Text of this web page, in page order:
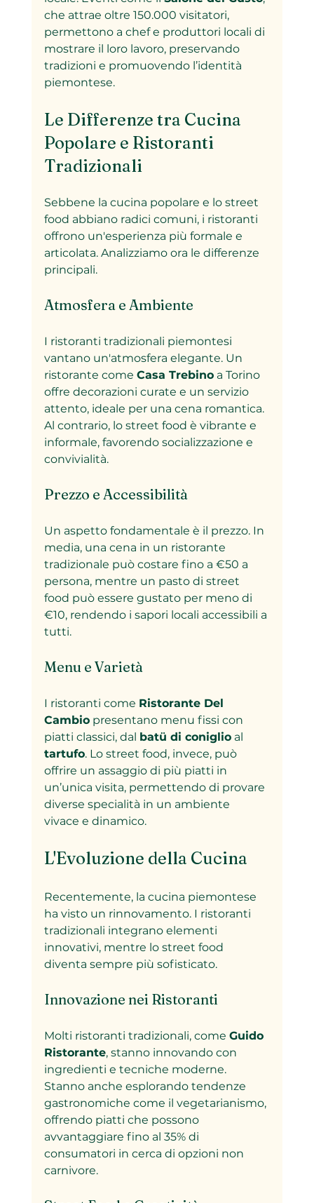
che attrae oltre 150.000 visitatori,
permettono a chef e produttori locali di
mostrare il loro lavoro, preservando
tradizioni e promuovendo l’identità
piemontese.
Le Differenze tra Cucina
Popolare e Ristoranti
Tradizionali
Sebbene la cucina popolare e lo street
food abbiano radici comuni, i ristoranti
offrono un'esperienza più formale e
articolata. Analizziamo ora le differenze
principali.
Atmosfera e Ambiente
I ristoranti tradizionali piemontesi
vantano un'atmosfera elegante. Un
ristorante come Casa Trebino a Torino
offre decorazioni curate e un servizio
attento, ideale per una cena romantica.
Al contrario, lo street food è vibrante e
informale, favorendo socializzazione e
convivialità.
Prezzo e Accessibilità
Un aspetto fondamentale è il prezzo. In
media, una cena in un ristorante
tradizionale può costare fino a €50 a
persona, mentre un pasto di street
food può essere gustato per meno di
€10, rendendo i sapori locali accessibili a
tutti.
Menu e Varietà
I ristoranti come Ristorante Del
Cambio presentano menu fissi con
piatti classici, dal batü di coniglio al
tartufo. Lo street food, invece, può
offrire un assaggio di più piatti in
un’unica visita, permettendo di provare
diverse specialità in un ambiente
vivace e dinamico.
L'Evoluzione della Cucina
Recentemente, la cucina piemontese
ha visto un rinnovamento. I ristoranti
tradizionali integrano elementi
innovativi, mentre lo street food
diventa sempre più sofisticato.
Innovazione nei Ristoranti
Molti ristoranti tradizionali, come Guido
Ristorante, stanno innovando con
ingredienti e tecniche moderne.
Stanno anche esplorando tendenze
gastronomiche come il vegetarianismo,
offrendo piatti che possono
avvantaggiare fino al 35% di
consumatori in cerca di opzioni non
carnivore.